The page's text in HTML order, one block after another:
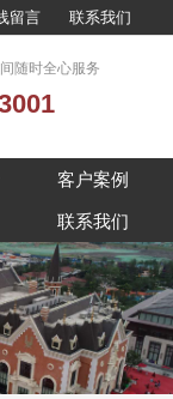
留言 联系我们
随时全心服务
客户案例
联系我们